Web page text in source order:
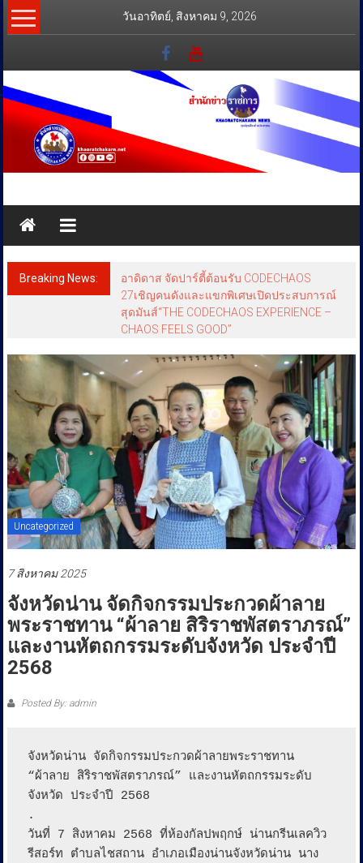
Skip
to
วันอาทิตย์, สิงหาคม 9, 2026
สำนัก
ข่าว
ราชการ
ทุกข์
ข้าง
Breaking News:
อาดิดาส จัดปาร์ตี้ต้อนรับ CODECHAOS
27เชิญคนดังและแขกพิเศษเปิดประสบการณ์
สุดมันส์“THE CODECHAOS EXPERIENCE –
CHAOS FEELS GOOD”
Uncategorized
7 สิงหาคม 2025
จังหวัดน่าน จัดกิจกรรมประกวดผ้าลาย
พระราชทาน “ผ้าลาย สิริราชพัสตราภรณ์”
และงานหัตถกรรมระดับจังหวัด ประจำปี
2568
Posted By: admin
จังหวัดน่าน จัดกิจกรรมประกวดผ้าลายพระราชทาน
“ผ้าลาย สิริราชพัสตราภรณ์” และงานหัตถกรรมระดับ
จังหวัด ประจำปี 2568
.
วันที่ 7 สิงหาคม 2568 ที่ห้องกัลปพฤกษ์ น่านกรีนเลควิว
รีสอร์ท ตำบลไชสถาน อำเภอเมืองน่านจังหวัดน่าน นาง